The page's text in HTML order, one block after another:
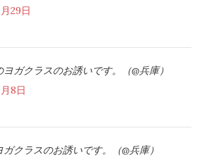
29日
ヨガクラスのお誘いです。（@兵庫）
8日
ガクラスのお誘いです。（@兵庫）